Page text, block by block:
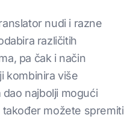
nudi i razne
različitih
pa čak i način
kombinira više
najbolji mogući
također možete spremiti